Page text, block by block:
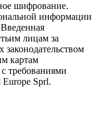
шифрование.
информации
лицам за
картам
требованиями
Sprl.